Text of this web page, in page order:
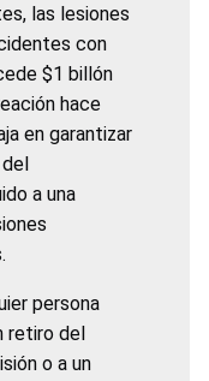
las lesiones
con
$1 billón
hace
en garantizar
a una
persona
retiro del
o a un